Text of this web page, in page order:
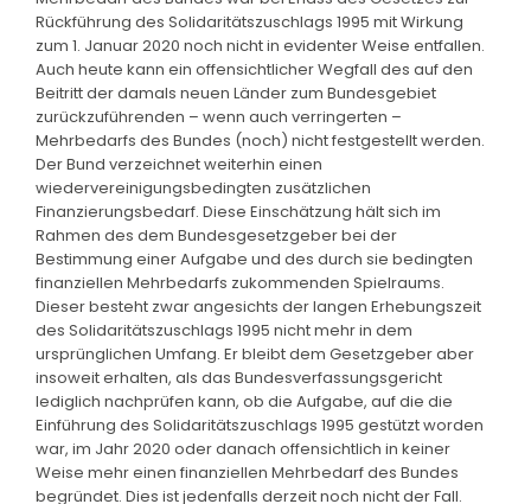
Rückführung des Solidaritätszuschlags 1995 mit Wirkung
zum 1. Januar 2020 noch nicht in evidenter Weise entfallen.
Auch heute kann ein offensichtlicher Wegfall des auf den
Beitritt der damals neuen Länder zum Bundesgebiet
zurückzuführenden – wenn auch verringerten –
Mehrbedarfs des Bundes (noch) nicht festgestellt werden.
Der Bund verzeichnet weiterhin einen
wiedervereinigungsbedingten zusätzlichen
Finanzierungsbedarf. Diese Einschätzung hält sich im
Rahmen des dem Bundesgesetzgeber bei der
Bestimmung einer Aufgabe und des durch sie bedingten
finanziellen Mehrbedarfs zukommenden Spielraums.
Dieser besteht zwar angesichts der langen Erhebungszeit
des Solidaritätszuschlags 1995 nicht mehr in dem
ursprünglichen Umfang. Er bleibt dem Gesetzgeber aber
insoweit erhalten, als das Bundesverfassungsgericht
lediglich nachprüfen kann, ob die Aufgabe, auf die die
Einführung des Solidaritätszuschlags 1995 gestützt worden
war, im Jahr 2020 oder danach offensichtlich in keiner
Weise mehr einen finanziellen Mehrbedarf des Bundes
begründet. Dies ist jedenfalls derzeit noch nicht der Fall.